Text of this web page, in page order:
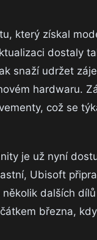
který získal
dostaly
snaží udržet
hardwaru.
což se
je už nyní
Ubisoft
dalších
března,